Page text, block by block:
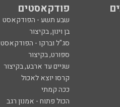
פודקאסטים
שבע תשע - הפודקאסט
בן וינון, בקיצור
סג"ל וברקו - הפודקאסט
ספורט, בקיצור
שניים עד ארבע, בקיצור
קרסו יוצא לאכול
ככה קמתי
הכול פתוח - אמנון רגב